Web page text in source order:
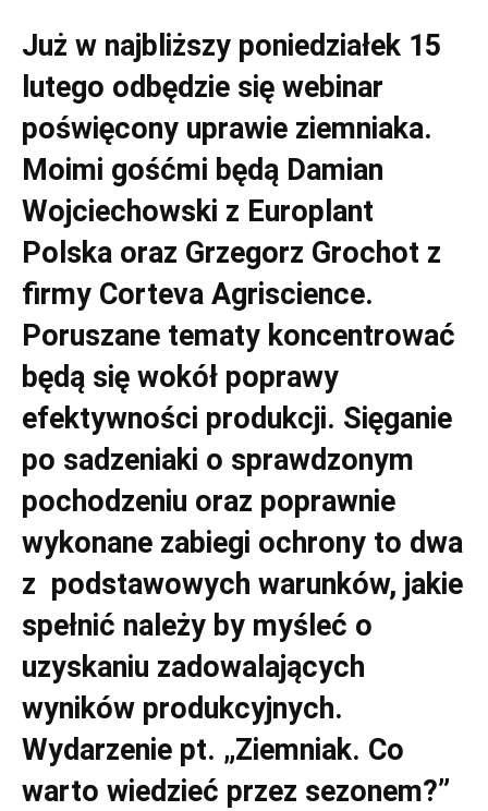
Już w najbliższy poniedziałek 15
lutego odbędzie się webinar
poświęcony uprawie ziemniaka.
Moimi gośćmi będą Damian
Wojciechowski z Europlant
Polska oraz Grzegorz Grochot z
firmy Corteva Agriscience.
Poruszane tematy koncentrować
będą się wokół poprawy
efektywności produkcji. Sięganie
po sadzeniaki o sprawdzonym
pochodzeniu oraz poprawnie
wykonane zabiegi ochrony to dwa
z podstawowych warunków, jakie
spełnić należy by myśleć o
uzyskaniu zadowalających
wyników produkcyjnych.
Wydarzenie pt. „Ziemniak. Co
warto wiedzieć przez sezonem?”